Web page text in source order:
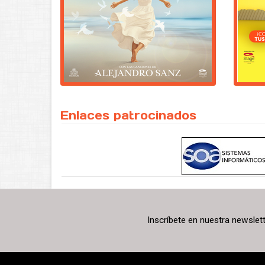
Enlaces patrocinados
Inscríbete en nuestra